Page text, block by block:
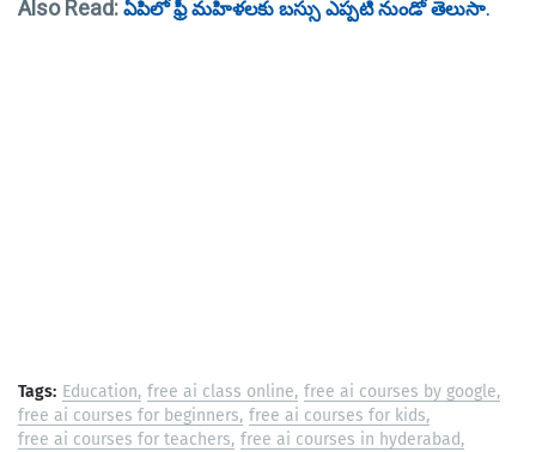
Also Read:ఏపిలో ఫ్రీ మహిళలకు బస్సు ఎప్పటి నుండో తెలుసా.
Tags: Education free ai class online free ai courses by google
free ai courses for beginners free ai courses for kids
free ai courses for teachers free ai courses in hyderabad